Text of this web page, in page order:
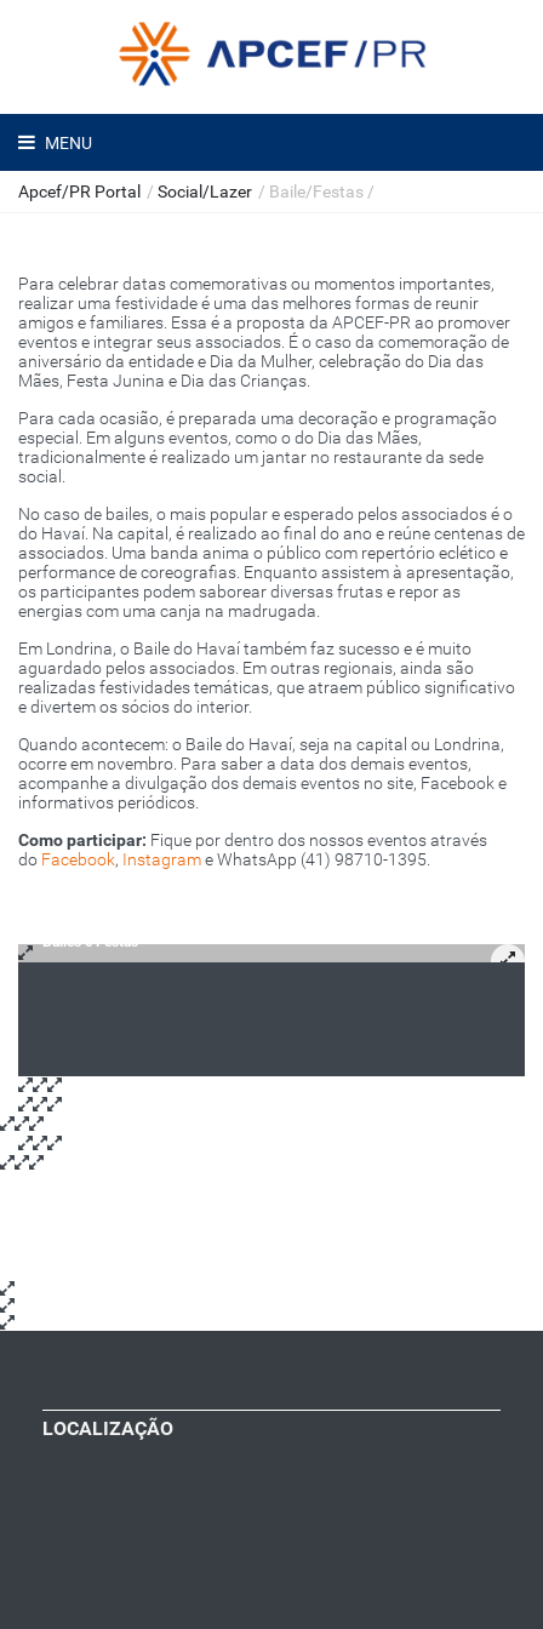
MENU
Apcef/PR Portal / Social/Lazer / Baile/Festas /
Para celebrar datas comemorativas ou momentos importantes,
realizar uma festividade é uma das melhores formas de reunir
amigos e familiares. Essa é a proposta da APCEF-PR ao promover
eventos e integrar seus associados. É o caso da comemoração de
aniversário da entidade e Dia da Mulher, celebração do Dia das
Mães, Festa Junina e Dia das Crianças.
Para cada ocasião, é preparada uma decoração e programação
especial. Em alguns eventos, como o do Dia das Mães,
tradicionalmente é realizado um jantar no restaurante da sede
social.
No caso de bailes, o mais popular e esperado pelos associados é o
do Havaí. Na capital, é realizado ao final do ano e reúne centenas de
associados. Uma banda anima o público com repertório eclético e
performance de coreografias. Enquanto assistem à apresentação,
os participantes podem saborear diversas frutas e repor as
energias com uma canja na madrugada.
Em Londrina, o Baile do Havaí também faz sucesso e é muito
aguardado pelos associados. Em outras regionais, ainda são
realizadas festividades temáticas, que atraem público significativo
e divertem os sócios do interior.
Quando acontecem: o Baile do Havaí, seja na capital ou Londrina,
ocorre em novembro. Para saber a data dos demais eventos,
acompanhe a divulgação dos demais eventos no site, Facebook e
informativos periódicos.
Como participar: Fique por dentro dos nossos eventos através
do Facebook, Instagrame WhatsApp (41) 98710-1395.
Bailes e Festas
LOCALIZAÇÃO